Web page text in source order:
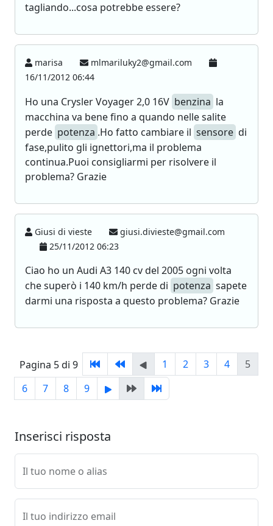
tagliando...cosa potrebbe essere?
marisa
mlmariluky2@gmail.com
16/11/2012 06:44
Ho una Crysler Voyager 2,0 16V benzina la
macchina va bene fino a quando nelle salite
perde potenza .Ho fatto cambiare il sensore di
fase,pulito gli ignettori,ma il problema
continua.Puoi consigliarmi per risolvere il
problema? Grazie
Giusi di vieste
giusi.divieste@gmail.com
25/11/2012 06:23
Ciao ho un Audi A3 140 cv del 2005 ogni volta
che superò i 140 km/h perde di potenza sapete
darmi una risposta a questo problema? Grazie
Pagina 5 di 9 1 2 3 4
5
6
7 8 9
Inserisci risposta
Il tuo nome o alias
Il tuo indirizzo email